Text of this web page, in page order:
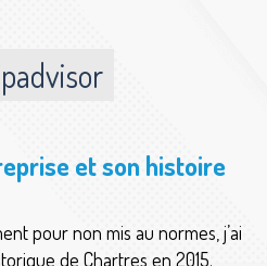
et son histoire
pour non mis au normes, j’ai
de Chartres en 2015.